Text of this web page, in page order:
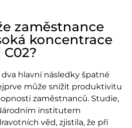
zaměstnance
koncentrace
C02?
hlavní následky špatné
může snížit produktivitu
zaměstnanců. Studie,
institutem
věd, zjistila, že při